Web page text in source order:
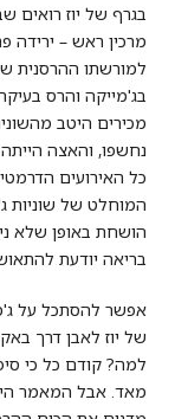
מרכין ראש – ירידה
למורשתו ההרסנית
בג'מייקה והרס
מכירים היטב
נחשפו, והאצה
כל האירועים
המוחלט של שוניות
הושחת באופן שלא
בריאה יודעת
אפשר להסתכל על
של יוז לאבן דרך
למה? קודם כל כי
מאד. אבל המאמר